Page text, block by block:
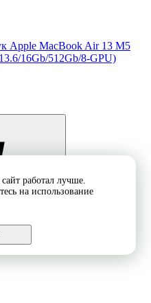
Apple MacBook Air 13 M5
16Gb/512Gb/8-GPU)
работал лучше.
на использование